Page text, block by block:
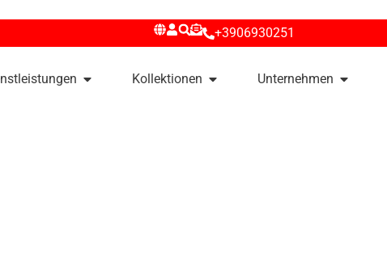
+3906930251
Kollektionen Unternehmen